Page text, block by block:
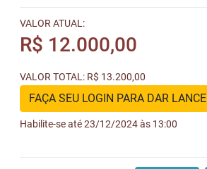
VALOR ATUAL:
R$ 12.000,00
VALOR TOTAL: R$ 13.200,00
FAÇA SEU LOGIN PARA DAR LANCE
Habilite-se até 23/12/2024 às 13:00